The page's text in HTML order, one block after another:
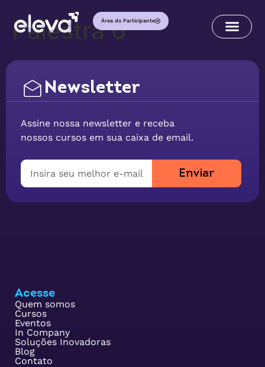
Área do Participante
Palestra 6
Newsletter
Assine nossa newsletter e receba
nossos cursos em sua caixa de email.
Enviar
Acesse
Quem somos
Cursos
Eventos
In Company
Soluções Inovadoras
Blog
Contato